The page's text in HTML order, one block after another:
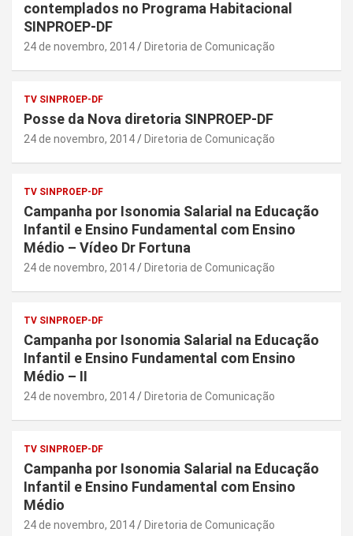
contemplados no Programa Habitacional
SINPROEP-DF
24 de novembro, 2014 Diretoria de Comunicação
TV SINPROEP-DF
Posse da Nova diretoria SINPROEP-DF
24 de novembro, 2014 Diretoria de Comunicação
TV SINPROEP-DF
Campanha por Isonomia Salarial na Educação
Infantil e Ensino Fundamental com Ensino
Médio – Vídeo Dr Fortuna
24 de novembro, 2014 Diretoria de Comunicação
TV SINPROEP-DF
Campanha por Isonomia Salarial na Educação
Infantil e Ensino Fundamental com Ensino
Médio – II
24 de novembro, 2014 Diretoria de Comunicação
TV SINPROEP-DF
Campanha por Isonomia Salarial na Educação
Infantil e Ensino Fundamental com Ensino
Médio
24 de novembro, 2014 Diretoria de Comunicação